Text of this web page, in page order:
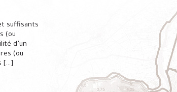
suffisants
(ou
d’un
(ou
[…]